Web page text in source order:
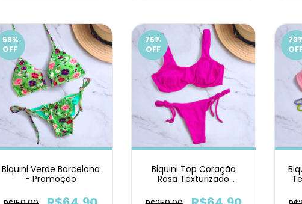
59%
OFF
Biquini Verde Barcelona
- Promoção
75%
OFF
Biquini Top Coração
Rosa Texturizado
73